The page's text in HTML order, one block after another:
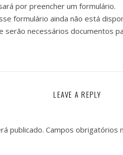
por preencher um formulário.
formulário ainda não está
serão necessários documentos
LEAVE A REPLY
publicado. Campos obrigatórios